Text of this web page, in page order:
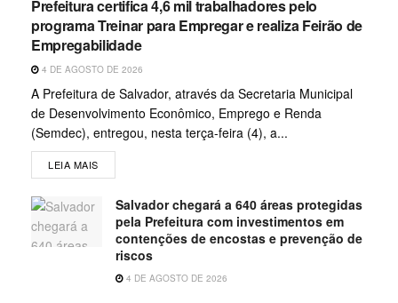
Prefeitura certifica 4,6 mil trabalhadores pelo
programa Treinar para Empregar e realiza Feirão de
Empregabilidade
4 DE AGOSTO DE 2026
A Prefeitura de Salvador, através da Secretaria Municipal
de Desenvolvimento Econômico, Emprego e Renda
(Semdec), entregou, nesta terça-feira (4), a...
LEIA MAIS
Salvador chegará a 640 áreas protegidas
pela Prefeitura com investimentos em
contenções de encostas e prevenção de
riscos
4 DE AGOSTO DE 2026